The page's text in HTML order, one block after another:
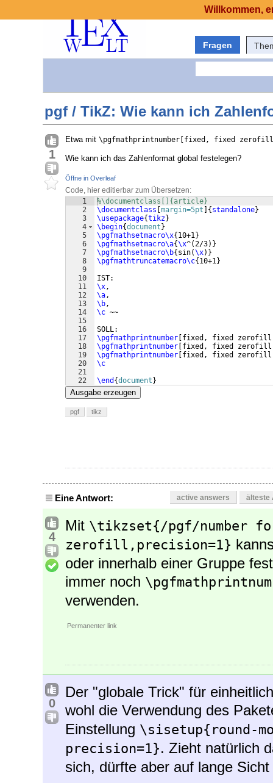
Fragen
pgf / TikZ: Wie kann ich
1
Etwa mit \pgfmathprintnumber[fixed, fixed
Wie kann ich das Zahlenformat global festelegen?
Öffne in Overleaf
Code, hier editierbar zum Übersetzen:
1
2
3
4
5
6
7
8
9
10
11
12
13
14
15
16
17
18
19
20
21
22
%\documentclass[]{article}
\documentclass margin=5pt { standalone}
\usepackage{tikz}
\begin{document }
\pgfmathsetmacro\x{ 10+1}
\pgfmathsetmacro\a{\x^(2/3)}
\pgfmathsetmacro\b{ sin(\x)}
\pgfmathtruncatemacro\c{ 10+1}
IST:
\x,
\a,
\b,
\c ~~
SOLL:
\pgfmathprintnumber fixed, fixed
\pgfmathprintnumber fixed, fixed
\pgfmathprintnumber fixed, fixed
\c
\end {document }
Ausgabe erzeugen
pgf tikz
Eine Antwort: active answers älteste
4
Mit \tikzset{/pgf/number
zerofill,precision=1}
oder innerhalb einer Gruppe
immer noch
verwenden.
Permanenter link
0
Der "globale Trick" für
wohl die Verwendung des
Einstellung \sisetup{round-
precision=1}. Zieht natürlich
sich, dürfte aber auf lange
Willkommen,